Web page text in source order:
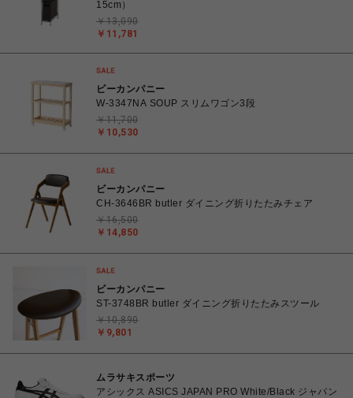
15cm）
￥11,781
￥13,090
ビーカンパニー
W-3347NA SOUP スリムワゴン3段
￥10,530
￥11,700
ビーカンパニー
CH-3646BR butler ダイニング折りたたみチェア
￥14,850
￥16,500
ビーカンパニー
ST-3748BR butler ダイニング折りたたみスツール
￥9,801
￥10,890
ムラサキスポーツ
アシックス ASICS JAPAN PRO White/Black ジャパン